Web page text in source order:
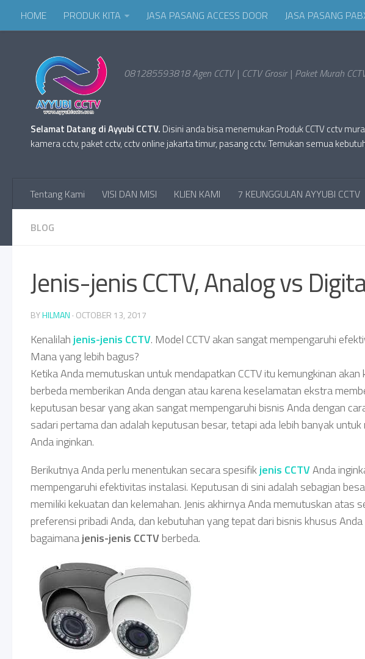
HOME PRODUK KITA JASA PASANG ACCESS DOOR JASA PASANG
081285593818 Agen CCTV | CCTV Grosir | Paket Murah
Selamat Datang di Ayyubi CCTV. Disini anda bisa menemukan Produk CCTV cctv
kamera cctv, paket cctv, cctv online jakarta timur, pasang cctv. Temukan semua
Tentang Kami VISI DAN MISI KLIEN KAMI 7 KEUNGGULAN AYYUBI CCTV
BLOG
Jenis-jenis CCTV, Analog vs
BYHILMAN · OCTOBER 13, 2017
Kenalilahjenis-jenis CCTV. Model CCTV akan sangat mempengaruhi
Mana yang lebih bagus?
Ketika Anda memutuskan untuk mendapatkan CCTV itu kemungkinan
berbeda memberikan Anda dengan atau karena keselamatan ekstra
keputusan besar yang akan sangat mempengaruhi bisnis Anda dengan
sadari pertama dan adalah keputusan besar, tetapi ada lebih banyak
Anda inginkan.
Berikutnya Anda perlu menentukan secara spesifikjenis CCTVAnda
mempengaruhi efektivitas instalasi. Keputusan di sini adalah sebagian
memiliki kekuatan dan kelemahan. Jenis akhirnya Anda memutuskan atas
preferensi pribadi Anda, dan kebutuhan yang tepat dari bisnis khusus
bagaimanajenis-jenis CCTVberbeda.